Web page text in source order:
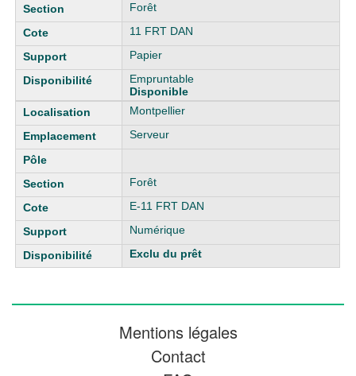
Forêt
11 FRT DAN
Papier
Empruntable
Disponible
Montpellier
Serveur
Forêt
E-11 FRT DAN
Numérique
Exclu du prêt
Mentions légales
Contact